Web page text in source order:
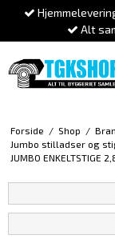
Alt
Forside / Shop /
Jumbo stilladser og
JUMBO ENKELTSTIGE